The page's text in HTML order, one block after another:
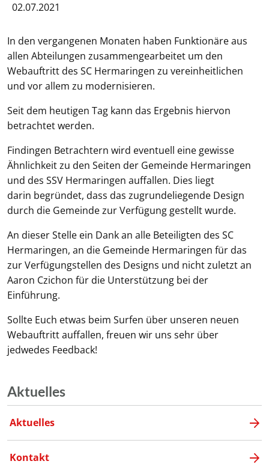
02.07.2021
In den vergangenen Monaten haben Funktionäre aus
allen Abteilungen zusammengearbeitet um den
Webauftritt des SC Hermaringen zu vereinheitlichen
und vor allem zu modernisieren.
Seit dem heutigen Tag kann das Ergebnis hiervon
betrachtet werden.
Findingen Betrachtern wird eventuell eine gewisse
Ähnlichkeit zu den Seiten der Gemeinde Hermaringen
und des SSV Hermaringen auffallen. Dies liegt
darin begründet, dass das zugrundeliegende Design
durch die Gemeinde zur Verfügung gestellt wurde.
An dieser Stelle ein Dank an alle Beteiligten des SC
Hermaringen, an die Gemeinde Hermaringen für das
zur Verfügungstellen des Designs und nicht zuletzt an
Aaron Czichon für die Unterstützung bei der
Einführung.
Sollte Euch etwas beim Surfen über unseren neuen
Webauftritt auffallen, freuen wir uns sehr über
jedwedes Feedback!
Aktuelles
Aktuelles
Kontakt